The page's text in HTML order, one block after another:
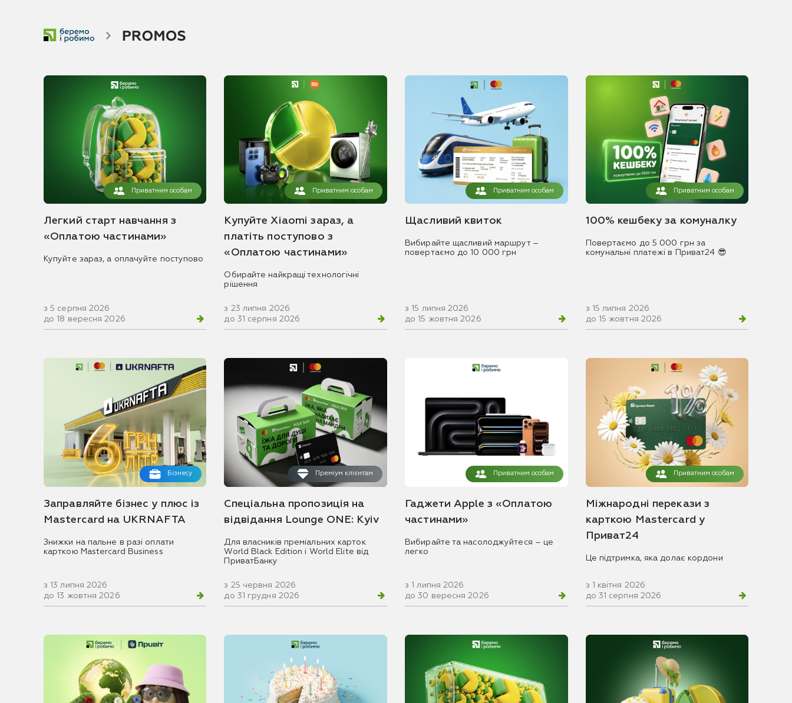
Приватним особам
Легкий старт навчання з
«Оплатою частинами»
Купуйте зараз, а оплачуйте поступово
з 5 серпня 2026
до 18 вересня 2026
Приватним особам
Купуйте Xiaomi зараз, а
платіть поступово з
«Оплатою частинами»
Обирайте найкращі технологічні
рішення
з 23 липня 2026
до 31 серпня 2026
Приватним особам
Щасливий квиток
Вибирайте щасливий маршрут –
повертаємо до 10 000 грн
з 15 липня 2026
до 15 жовтня 2026
Приватним особам
100% кешбеку за комуналку
Повертаємо до 5 000 грн за
комунальні платежі в Приват24 😎
з 15 липня 2026
до 15 жовтня 2026
Бізнесу
Заправляйте бізнес у плюс із
Mastercard на UKRNAFTA
Знижки на пальне в разі оплати
карткою Mastercard Business
з 13 липня 2026
до 13 жовтня 2026
Преміум клієнтам
Спеціальна пропозиція на
відвідання Lounge ONE: Kyiv
Для власників преміальних карток
World Black Edition і World Elite від
ПриватБанку
з 25 червня 2026
до 31 грудня 2026
Приватним особам
Гаджети Apple з «Оплатою
частинами»
Вибирайте та насолоджуйтеся – це
легко
з 1 липня 2026
до 30 вересня 2026
Приватним особам
Міжнародні перекази з
карткою Mastercard у
Приват24
Це підтримка, яка долає кордони
з 1 квітня 2026
до 31 серпня 2026